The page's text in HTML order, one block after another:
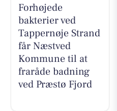
Forhøjede
bakterier ved
Tappernøje Strand
får Næstved
Kommune til at
fraråde badning
ved Præstø Fjord